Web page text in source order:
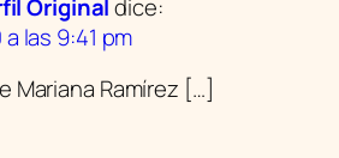
Original dice:
las 9:41 pm
Mariana Ramírez […]